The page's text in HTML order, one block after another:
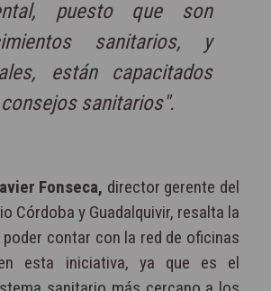
puesto que son
sanitarios, y
están capacitados
sanitarios".
Fonseca, director gerente del
Córdoba y Guadalquivir, resalta la
contar con la red de oficinas
esta iniciativa, ya que es el